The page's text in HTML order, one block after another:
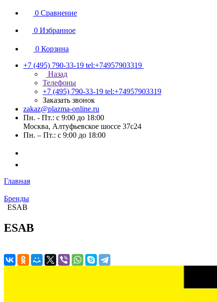
0 Сравнение
0 Избранное
0 Корзина
+7 (495) 790-33-19 tel:+74957903319
Назад
Телефоны
+7 (495) 790-33-19 tel:+74957903319
Заказать звонок
zakaz@plazma-online.ru
Пн. - Пт.: с 9:00 до 18:00
Москва, Алтуфьевское шоссе 37с24
Пн. – Пт.: с 9:00 до 18:00
Главная
Бренды
ESAB
ESAB